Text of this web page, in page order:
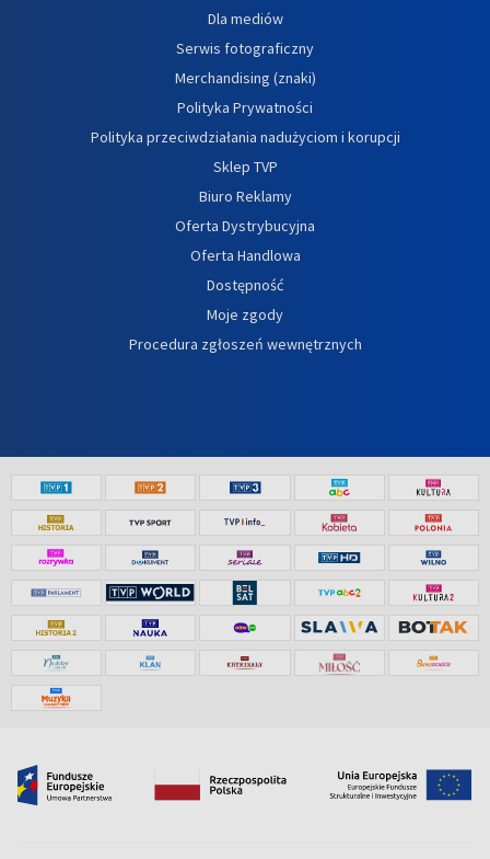
Dla mediów
Serwis fotograficzny
Merchandising (znaki)
Polityka Prywatności
Polityka przeciwdziałania nadużyciom i korupcji
Sklep TVP
Biuro Reklamy
Oferta Dystrybucyjna
Oferta Handlowa
Dostępność
Moje zgody
Procedura zgłoszeń wewnętrznych